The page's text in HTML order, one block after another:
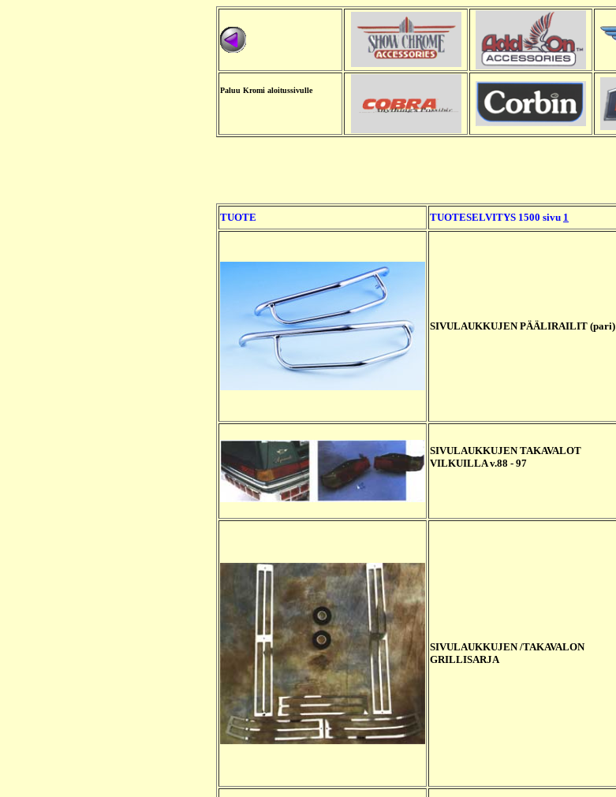
Paluu Kromi aloitussivulle
TUOTE TUOTESELVITYS 1500 sivu 1
SIVULAUKKUJEN PÄÄLIRAILIT (pari)
SIVULAUKKUJEN TAKAVALOT
VILKUILLA v.88 - 97
SIVULAUKKUJEN /TAKAVALON
GRILLISARJA